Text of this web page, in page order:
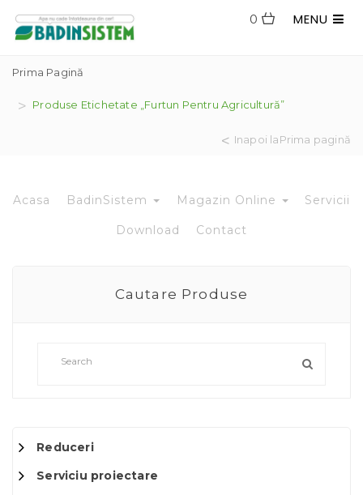
MENU
0
Prima Pagină
Produse Etichetate „furtun Pentru Agricultură”
Inapoi laPrima pagină
Acasa BadinSistem Magazin Online Servicii
Download Contact
Cautare Produse
Reduceri
Serviciu proiectare